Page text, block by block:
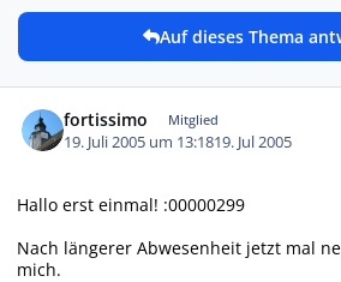
Auf dieses Thema
fortissimo Mitglied
19. Juli 2005 um 13:1819. Jul 2005
Hallo erst einmal! :00000299
Nach längerer Abwesenheit jetzt mal
mich.